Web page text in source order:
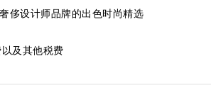
侈设计师品牌的出色时尚精选
及其他税费